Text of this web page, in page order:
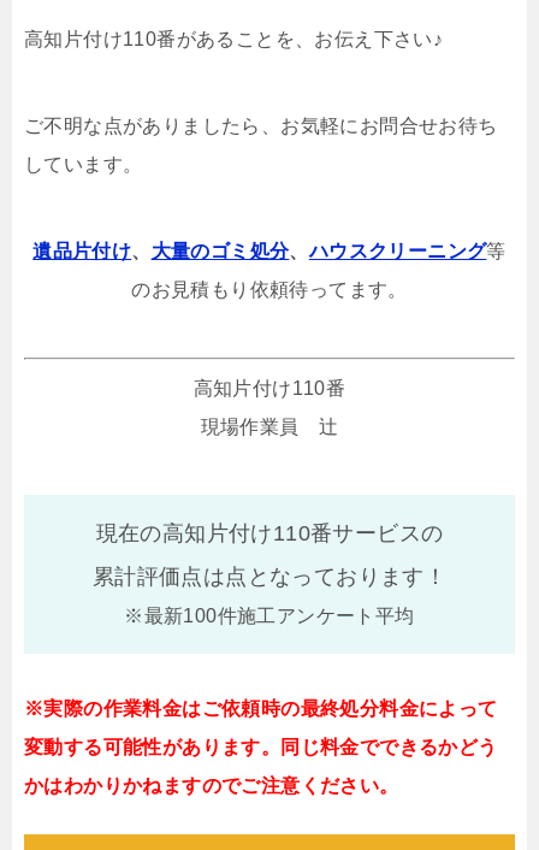
高知片付け110番があることを、お伝え下さい♪
ご不明な点がありましたら、お気軽にお問合せお待ち
しています。
遺品片付け、 大量のゴミ処分、ハウスクリーニング等
のお見積もり依頼待ってます。
高知片付け110番
現場作業員 辻
現在の高知片付け110番サービスの
累計評価点は点となっております！
※最新100件施工アンケート平均
※実際の作業料金はご依頼時の最終処分料金によって
変動する可能性があります。同じ料金でできるかどう
かはわかりかねますのでご注意ください。